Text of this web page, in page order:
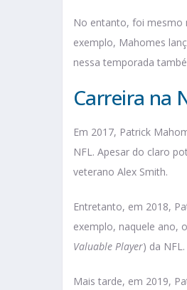
No entanto, foi mesmo
exemplo, Mahomes
nessa temporada
Carreira na
Em 2017, Patrick
NFL. Apesar do claro
veterano Alex Smith.
Entretanto, em 2018,
exemplo, naquele ano,
Valuable Player) da NFL.
Mais tarde, em 2019,